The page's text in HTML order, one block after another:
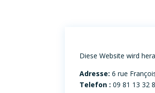
Diese Website wird
Adresse: 6 rue
Telefon : 09 81 13 32